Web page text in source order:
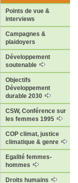
Points de vue &
interviews
Campagnes &
plaidoyers
Développement
soutenable
Objectifs
Développement
durable 2030
CSW, Conférence sur
les femmes 1995
COP climat, justice
climatique & genre
Egalité femmes-
hommes
Droits humains